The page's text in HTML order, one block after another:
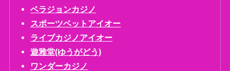
ベラジョンカジノ
スポーツベットアイオー
ライブカジノアイオー
遊雅堂(ゆうがどう)
ワンダーカジノ